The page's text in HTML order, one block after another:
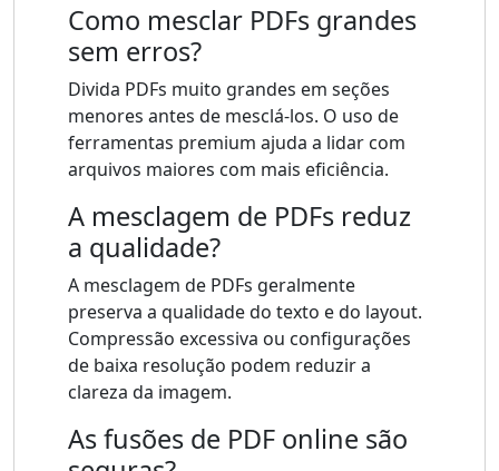
Como mesclar PDFs grandes
sem erros?
Divida PDFs muito grandes em seções
menores antes de mesclá-los. O uso de
ferramentas premium ajuda a lidar com
arquivos maiores com mais eficiência.
A mesclagem de PDFs reduz
a qualidade?
A mesclagem de PDFs geralmente
preserva a qualidade do texto e do layout.
Compressão excessiva ou configurações
de baixa resolução podem reduzir a
clareza da imagem.
As fusões de PDF online são